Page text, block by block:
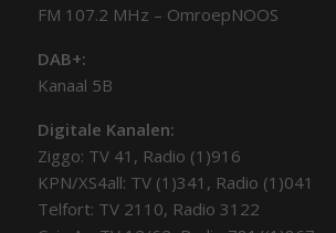
FM 107.2 MHz – OmroepNOOS
DAB+:
Kanaal 5B
Digitale Kanalen:
Ziggo: TV 41, Radio (1)916
KPN/XS4all: TV (1)341, Radio (1)041
Telfort: TV 2110, Radio 3122